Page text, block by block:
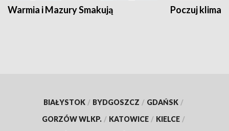
Warmia i Mazury Smakują Poczuj klimat
BIAŁYSTOK / BYDGOSZCZ / GDAŃSK /
GORZÓW WLKP. / KATOWICE / KIELCE /